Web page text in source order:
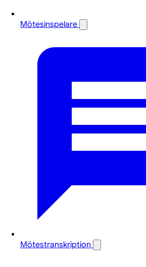
Mötesinspelare
Mötestranskription